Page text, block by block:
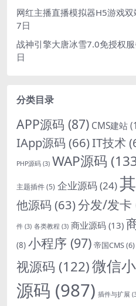
网红主播直播模拟器H5游戏
7日
战神引擎大唐冰雪7.0免授权
日
分类目录
APP源码 (87) CMS建站
IApp源码 (66)IT技术
PHP源码 (3) WAP源码
主题插件(5) 企业源码(24)
他源码 (63)分发/发卡
件 (3) 各类教程 (3) 商业源码 (13)
(8) 小程序 (97) 帝国CMS(6)
视源码 (122)微信
源码 (987) 插件与扩展